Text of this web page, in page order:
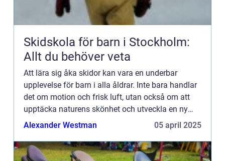
Skidskola för barn i Stockholm:
Allt du behöver veta
Att lära sig åka skidor kan vara en underbar
upplevelse för barn i alla åldrar. Inte bara handlar
det om motion och frisk luft, utan också om att
upptäcka naturens skönhet och utveckla en ny
färdighet. I Sto...
Alexander Westman 05 april 2025